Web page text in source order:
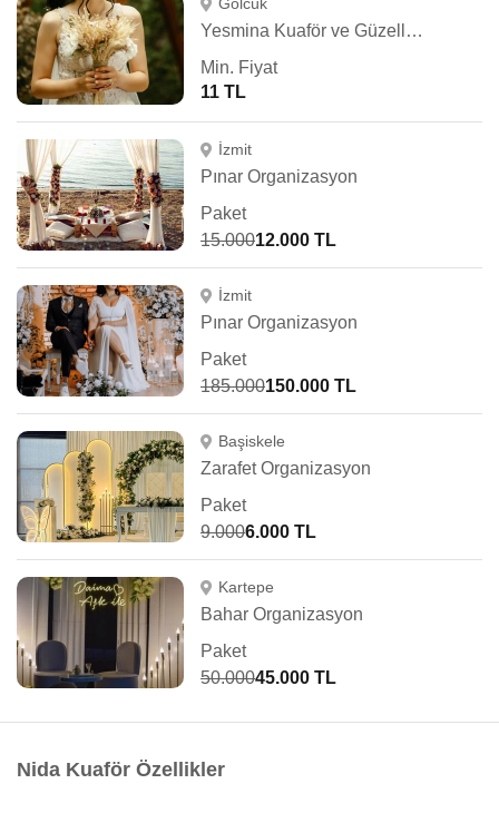
Yesmina Kuaför ve Güzellik Salonu
Min. Fiyat
11 TL
İzmit
Pınar Organizasyon
Paket
15.00012.000 TL
İzmit
Pınar Organizasyon
Paket
185.000150.000 TL
Başiskele
Zarafet Organizasyon
Paket
9.0006.000 TL
Kartepe
Bahar Organizasyon
Paket
50.00045.000 TL
Nida Kuaför Özellikler